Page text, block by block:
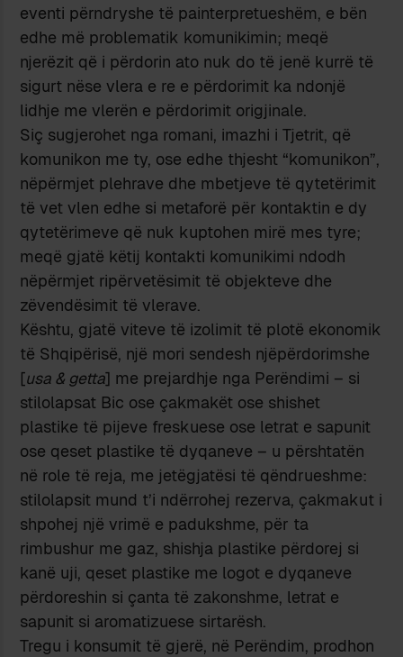
eventi përndryshe të painterpretueshëm, e bën
edhe më problematik komunikimin; meqë
njerëzit që i përdorin ato nuk do të jenë kurrë të
sigurt nëse vlera e re e përdorimit ka ndonjë
lidhje me vlerën e përdorimit origjinale.
Siç sugjerohet nga romani, imazhi i Tjetrit, që
komunikon me ty, ose edhe thjesht “komunikon”,
nëpërmjet plehrave dhe mbetjeve të qytetërimit
të vet vlen edhe si metaforë për kontaktin e dy
qytetërimeve që nuk kuptohen mirë mes tyre;
meqë gjatë këtij kontakti komunikimi ndodh
nëpërmjet ripërvetësimit të objekteve dhe
zëvendësimit të vlerave.
Kështu, gjatë viteve të izolimit të plotë ekonomik
të Shqipërisë, një mori sendesh njëpërdorimshe
[usa & getta] me prejardhje nga Perëndimi – si
stilolapsat Bic ose çakmakët ose shishet
plastike të pijeve freskuese ose letrat e sapunit
ose qeset plastike të dyqaneve – u përshtatën
në role të reja, me jetëgjatësi të qëndrueshme:
stilolapsit mund t’i ndërrohej rezerva, çakmakut i
shpohej një vrimë e padukshme, për ta
rimbushur me gaz, shishja plastike përdorej si
kanë uji, qeset plastike me logot e dyqaneve
përdoreshin si çanta të zakonshme, letrat e
sapunit si aromatizuese sirtarësh.
Tregu i konsumit të gjerë, në Perëndim, prodhon